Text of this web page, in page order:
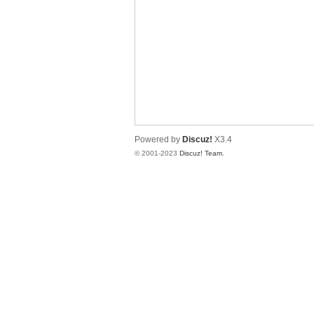
Powered by Discuz! X3.4
© 2001-2023 Discuz! Team